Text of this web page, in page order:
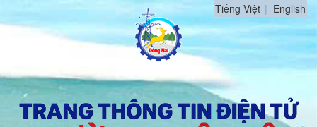
Tiếng Việt English